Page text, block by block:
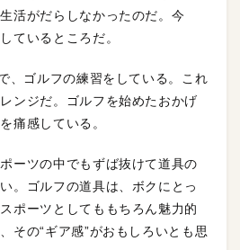
活がだらしなかったのだ。今
ているところだ。
、ゴルフの練習をしている。これ
ンジだ。ゴルフを始めたおかげ
痛感している。
ーツの中でもずば抜けて道具の
。ゴルフの道具は、ボクにとっ
ポーツとしてももちろん魅力的
その“ギア感”がおもしろいとも思